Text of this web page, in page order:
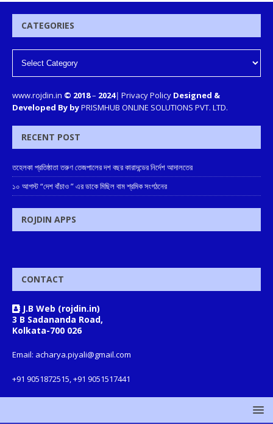
CATEGORIES
www.rojdin.in © 2018– 2024| Privacy Policy Designed &
Developed By byPRISMHUB ONLINE SOLUTIONS PVT. LTD.
RECENT POST
তহেলকা প্রতিষ্ঠাতা তরুণ তেজপালের দশ বছর কারাদন্ডের নির্দেশ আদালতের
১০ আগস্ট “দেশ বাঁচাও ” এর ডাকে মিছিল বাম শ্রমিক সংগঠনের
ROJDIN APPS
CONTACT
J.B Web (rojdin.in)
3 B Sadananda Road,
Kolkata-700 026
Email: acharya.piyali@gmail.com
+91 9051872515, +91 9051517441